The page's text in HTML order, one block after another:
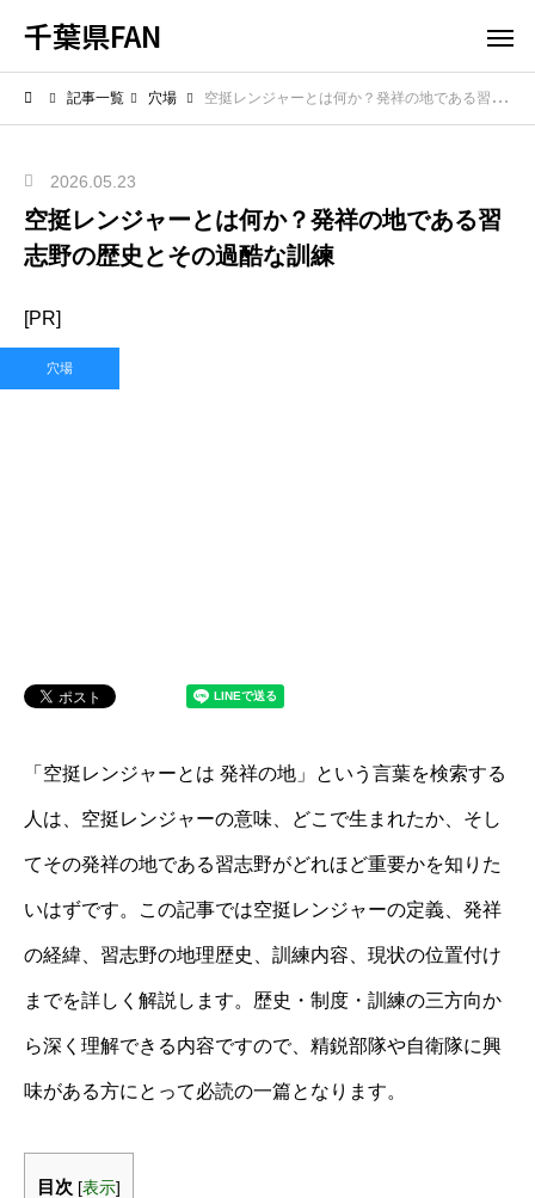
千葉県FAN
記事一覧 穴場 空挺レンジャーとは何か？発祥の地である習志野の歴史とその過酷な訓練
2026.05.23
空挺レンジャーとは何か？発祥の地である習
志野の歴史とその過酷な訓練
[PR]
穴場
「空挺レンジャーとは 発祥の地」という言葉を検索する
人は、空挺レンジャーの意味、どこで生まれたか、そし
てその発祥の地である習志野がどれほど重要かを知りた
いはずです。この記事では空挺レンジャーの定義、発祥
の経緯、習志野の地理歴史、訓練内容、現状の位置付け
までを詳しく解説します。歴史・制度・訓練の三方向か
ら深く理解できる内容ですので、精鋭部隊や自衛隊に興
味がある方にとって必読の一篇となります。
目次 [表示]